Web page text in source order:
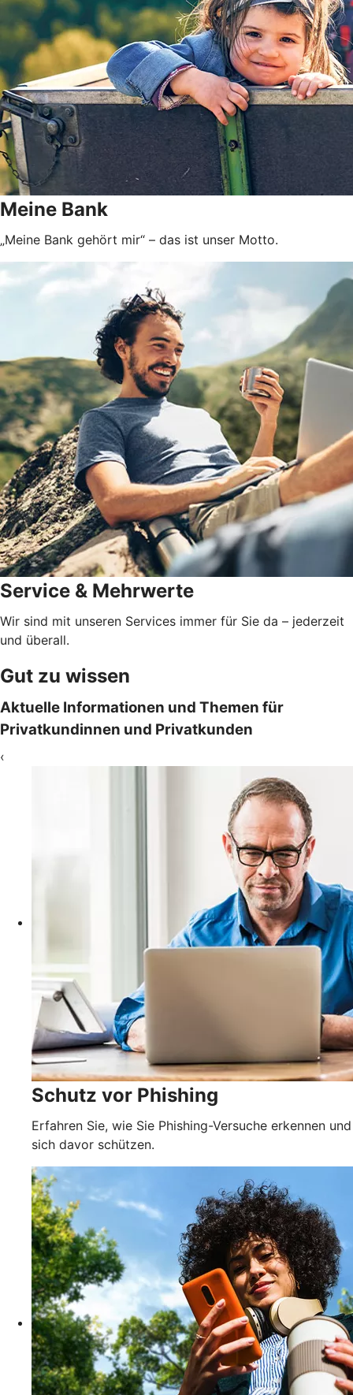
Meine Bank
„Meine Bank gehört mir“ – das ist unser Motto.
Service & Mehrwerte
Wir sind mit unseren Services immer für Sie da – jederzeit
und überall.
Gut zu wissen
Aktuelle Informationen und Themen für
Privatkundinnen und Privatkunden
‹
Schutz vor Phishing
Erfahren Sie, wie Sie Phishing-Versuche erkennen und
sich davor schützen.